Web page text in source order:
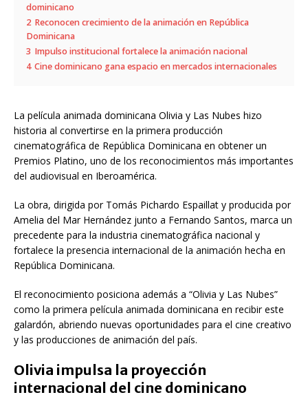
dominicano
2 Reconocen crecimiento de la animación en República
Dominicana
3 Impulso institucional fortalece la animación nacional
4 Cine dominicano gana espacio en mercados internacionales
La película animada dominicana Olivia y Las Nubes hizo
historia al convertirse en la primera producción
cinematográfica de República Dominicana en obtener un
Premios Platino, uno de los reconocimientos más importantes
del audiovisual en Iberoamérica.
La obra, dirigida por Tomás Pichardo Espaillat y producida por
Amelia del Mar Hernández junto a Fernando Santos, marca un
precedente para la industria cinematográfica nacional y
fortalece la presencia internacional de la animación hecha en
República Dominicana.
El reconocimiento posiciona además a “Olivia y Las Nubes”
como la primera película animada dominicana en recibir este
galardón, abriendo nuevas oportunidades para el cine creativo
y las producciones de animación del país.
Olivia impulsa la proyección
internacional del cine dominicano